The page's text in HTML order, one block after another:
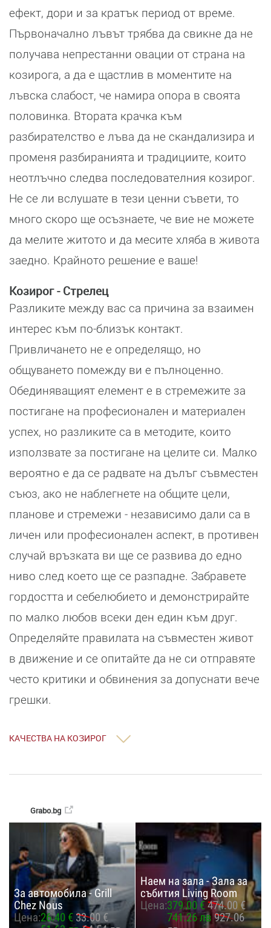
ефект, дори и за кратък период от време.
Първоначално лъвът трябва да свикне да не
получава непрестанни овации от страна на
козирога, а да е щастлив в моментите на
лъвска слабост, че намира опора в своята
половинка. Втората крачка към
разбирателство е лъва да не скандализира и
променя разбиранията и традициите, които
неотлъчно следва последователния козирог.
Не се ли вслушате в тези ценни съвети, то
много скоро ще осъзнаете, че вие не можете
да мелите житото и да месите хляба в живота
заедно. Крайното решение е ваше!
Козирог - Стрелец
Разликите между вас са причина за взаимен
интерес към по-близък контакт.
Привличането не е определящо, но
общуването помежду ви е пълноценно.
Обединяващият елемент е в стремежите за
постигане на професионален и материален
успех, но разликите са в методите, които
използвате за постигане на целите си. Малко
вероятно е да се радвате на дълъг съвместен
съюз, ако не наблегнете на общите цели,
планове и стремежи - независимо дали са в
личен или професионален аспект, в противен
случай връзката ви ще се развива до едно
ниво след което ще се разпадне. Забравете
гордостта и себелюбието и демонстрирайте
по малко любов всеки ден един към друг.
Определяйте правилата на съвместен живот
в движение и се опитайте да не си отправяте
често критики и обвинения за допуснати вече
грешки.
КАЧЕСТВА НА КОЗИРОГ
Grabo.bg
За автомобила - Grill
Chez Nous
Цена:26.40 €33.00 €
Наем на зала - Зала за
събития Living Room
Цена:379.00 €474.00 €
741.26 лв 927.06